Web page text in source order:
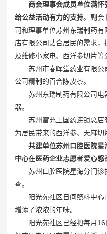
商会理事会成员单位满怀
给公益活动有力的支持。副会
司和理事单位苏州东瑞制药
店有限公司贴合居民的需求
及维修小家电、西洋参切片等
苏州市春晖堂药业有限公
公司精制的百合陈皮茶。
苏州东瑞制药有限公司电
器。
苏州雷允上国药连锁总店
为居民带来的西洋参、天麻切
共建单位苏州口腔医院
中心在医药企业志愿者爱心感
苏州口腔医院星海分门诊
查。
阳光苑社区日间照料中心
增添了浓浓的年味。
阳光苑社区已经把每月16